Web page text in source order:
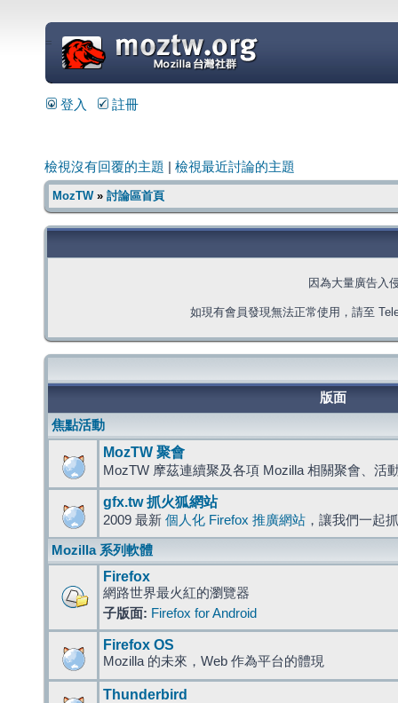
=
登入 註冊
檢視沒有回覆的主題 檢視最近討論的主題
MozTW» 討論區首頁
因為大量廣告入
如現有會員發現無法正常使用，請至
版面
焦點活動
MozTW 聚會
MozTW 摩茲連續聚及各項 Mozilla 相關聚會、活
gfx.tw 抓火狐網站
2009 最新 個人化 Firefox 推廣網站 ，讓我們一起
Mozilla 系列軟體
Firefox
網路世界最火紅的瀏覽器
子版面: Firefox for Android
Firefox OS
Mozilla 的未來，Web 作為平台的體現
Thunderbird